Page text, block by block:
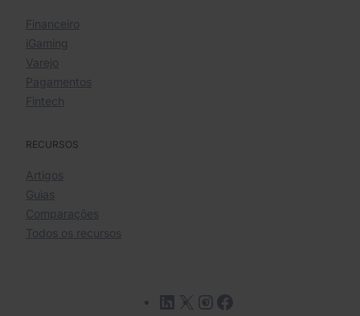
Financeiro
iGaming
Varejo
Pagamentos
Fintech
RECURSOS
Artigos
Guias
Comparações
Todos os recursos